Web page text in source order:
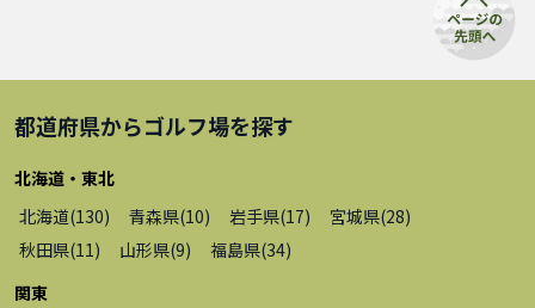
都道府県からゴルフ場を探す
北海道・東北
北海道(130) 青森県(10) 岩手県(17) 宮城県(28)
秋田県(11 ) 山形県(9) 福島県(34)
関東